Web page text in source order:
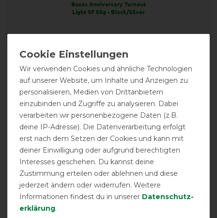
Bucas Anniversary Turnout
Light SF 50g - Black/Silver
Product Reviews
30
Product Rating
4.9/5
calculated from 30 customer reviews
Positive
100%
Neutral
Wir verwenden Cookies und ähnliche Technologien
auf unserer Website, um Inhalte und Anzeigen zu
personalisieren, Medien von Drittanbietern
einzubinden und Zugriffe zu analysieren. Dabei
verarbeiten wir personenbezogene Daten (z.B.
deine IP-Adresse). Die Datenverarbeitung erfolgt
erst nach dem Setzen der Cookies und kann mit
deiner Einwilligung oder aufgrund berechtigten
Interesses geschehen. Du kannst deine
Zustimmung erteilen oder ablehnen und diese
jederzeit ändern oder widerrufen. Weitere
Informationen findest du in unserer Daten­schutz­
erklärung.